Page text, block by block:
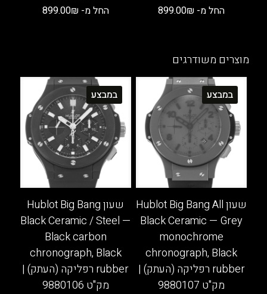
החל מ- 899.00₪
יש
סוגים.
ניתן
לבחור
את
האפשרויות
בעמוד
המוצר
החל מ- 899.00₪
סוגים.
ניתן
לבחור
את
האפשרויות
בעמוד
המוצר
מוצרים משודרגים
במבצע
שעון Hublot Big Bang All
Black Ceramic — Grey
monochrome
chronograph, Black
rubber רפליקה (העתק) |
מק"ט 9880107
במבצע
שעון Hublot Big Bang
Black Ceramic / Steel —
Black carbon
chronograph, Black
rubber רפליקה (העתק) |
מק"ט 9880106